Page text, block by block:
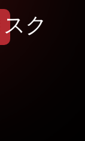
ス ク